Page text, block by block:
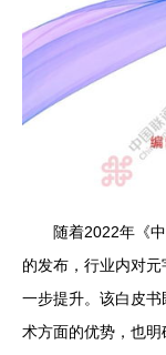
随着2022年《
的发布，行业内对
一步提升。该白皮
术方面的优势，也